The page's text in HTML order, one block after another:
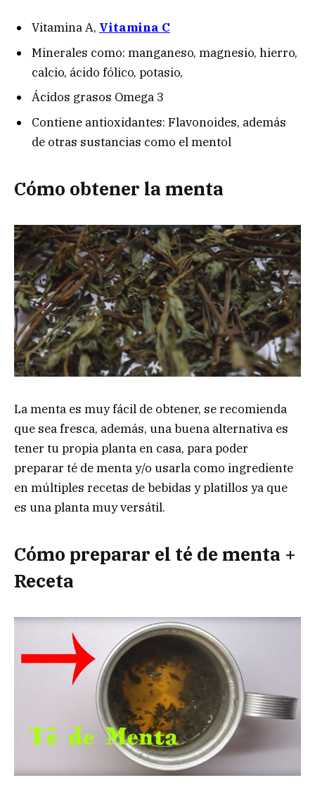
Vitamina A, Vitamina C
Minerales como: manganeso, magnesio, hierro,
calcio, ácido fólico, potasio,
Ácidos grasos Omega 3
Contiene antioxidantes: Flavonoides, además
de otras sustancias como el mentol
Cómo obtener la menta
La menta es muy fácil de obtener, se recomienda
que sea fresca, además, una buena alternativa es
tener tu propia planta en casa, para poder
preparar té de menta y/o usarla como ingrediente
en múltiples recetas de bebidas y platillos ya que
es una planta muy versátil.
Cómo preparar el té de menta +
Receta